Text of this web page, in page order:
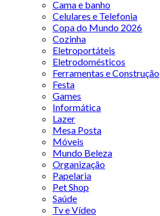
Cama e banho
Celulares e Telefonia
Copa do Mundo 2026
Cozinha
Eletroportáteis
Eletrodomésticos
Ferramentas e Construção
Festa
Games
Informática
Lazer
Mesa Posta
Móveis
Mundo Beleza
Organização
Papelaria
Pet Shop
Saúde
Tv e Vídeo